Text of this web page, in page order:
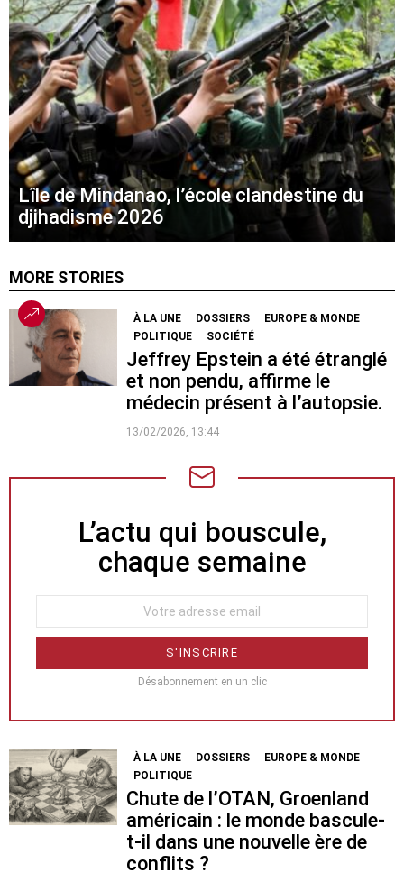
Lîle de Mindanao, l’école clandestine du
djihadisme 2026
MORE STORIES
À LA UNE DOSSIERS
EUROPE & MONDE
POLITIQUE
SOCIÉTÉ
Jeffrey Epstein a été étranglé
et non pendu, affirme le
médecin présent à l’autopsie.
13/02/2026, 13:44
NEWSLETTER
L’actu qui bouscule,
chaque semaine
Désabonnement en un clic
À LA UNE DOSSIERS
EUROPE & MONDE
POLITIQUE
Chute de l’OTAN, Groenland
américain : le monde bascule-
t-il dans une nouvelle ère de
conflits ?